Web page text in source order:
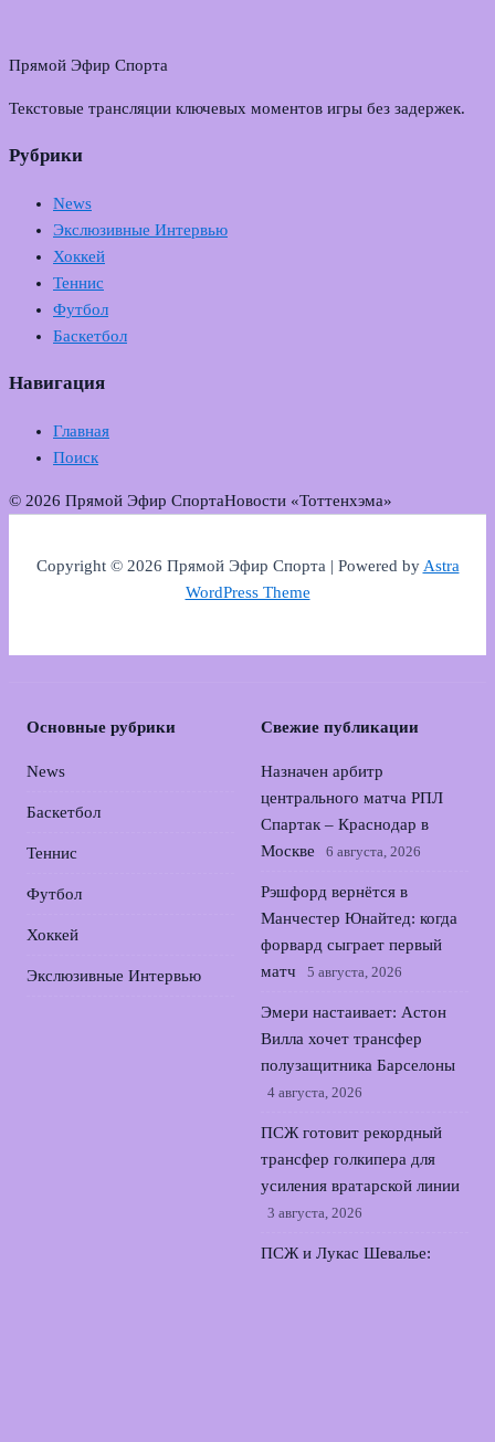
Прямой Эфир Спорта
Текстовые трансляции ключевых моментов игры без задержек.
Рубрики
News
Экслюзивные Интервью
Хоккей
Теннис
Футбол
Баскетбол
Навигация
Главная
Поиск
© 2026 Прямой Эфир СпортаНовости «Тоттенхэма»
Copyright © 2026 Прямой Эфир Спорта | Powered byAstra
WordPress Theme
Основные рубрики
News
Баскетбол
Теннис
Футбол
Хоккей
Экслюзивные Интервью
Свежие публикации
Назначен арбитр
центрального матча РПЛ
Спартак – Краснодар в
Москве
6 августа, 2026
Рэшфорд вернётся в
Манчестер Юнайтед: когда
форвард сыграет первый
матч
5 августа, 2026
Эмери настаивает: Астон
Вилла хочет трансфер
полузащитника Барселоны
4 августа, 2026
ПСЖ готовит рекордный
трансфер голкипера для
усиления вратарской линии
3 августа, 2026
ПСЖ и Лукас Шевалье: